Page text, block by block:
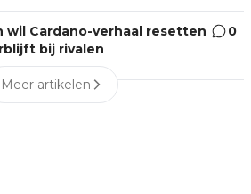
wil Cardano-verhaal resetten
bij rivalen
0
Meer artikelen